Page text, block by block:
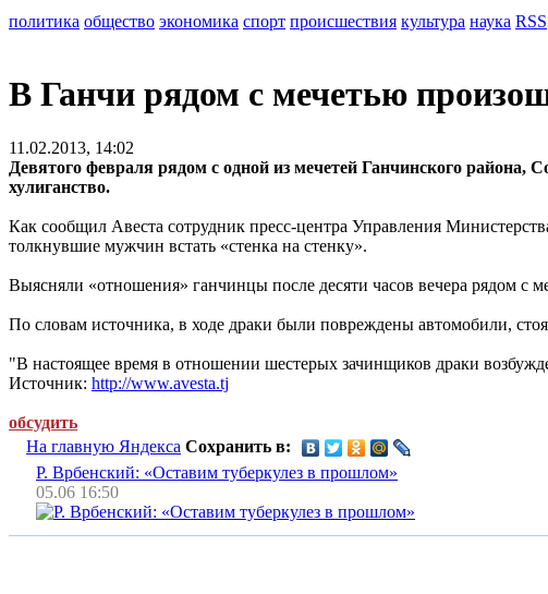
политика общество экономика спорт происшествия культура наука RSS
В Ганчи рядом с мечетью
11.02.2013, 14:02
Девятого февраля рядом с одной из мечетей Ганчинского района,
хулиганство.
Как сообщил Авеста сотрудник пресс-центра Управления
толкнувшие мужчин встать «стенка на стенку».
Выясняли «отношения» ганчинцы после десяти часов вечера рядом с
По словам источника, в ходе драки были повреждены автомобили,
"В настоящее время в отношении шестерых зачинщиков драки
Источник: http://www.avesta.tj
обсудить
На главную Яндекса Сохранить в:
Р. Врбенский: «Оставим туберкулез в прошлом»
05.06 16:50